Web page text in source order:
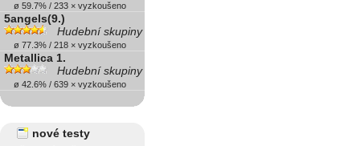
ø 59.7% / 233 × vyzkoušeno
5angels(9.)
Hudební skupiny
ø 77.3% / 218 × vyzkoušeno
Metallica 1.
Hudební skupiny
ø 42.6% / 639 × vyzkoušeno
nové testy